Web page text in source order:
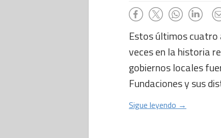
Estos últimos cuatro
veces en la historia
gobiernos locales
Fundaciones y sus
Sigue leyendo →